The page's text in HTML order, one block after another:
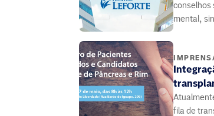
conselhos
mental,
fila de